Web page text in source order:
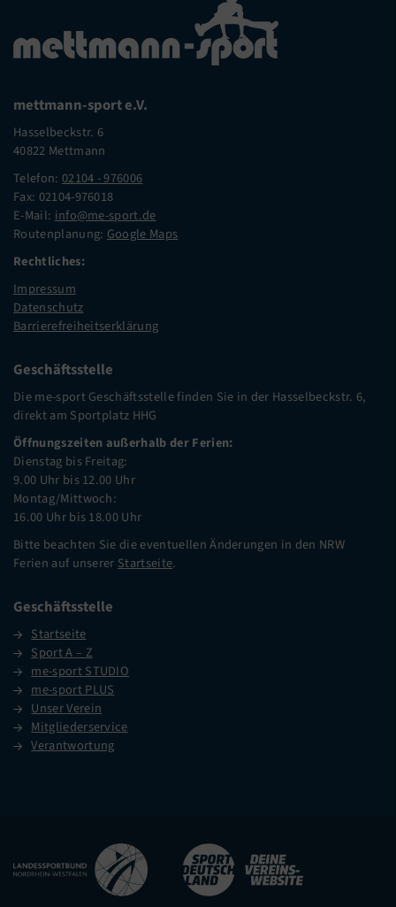
mettmann-sport e.V.
Hasselbeckstr. 6
40822 Mettmann
Telefon: 02104 - 976006
Fax: 02104-976018
E-Mail: info@me-sport.de
Routenplanung: Google Maps
Rechtliches:
Impressum
Datenschutz
Barrierefreiheitserklärung
Geschäftsstelle
Die me-sport Geschäftsstelle finden Sie in der Hasselbeckstr. 6,
direkt am Sportplatz HHG
Öffnungszeiten außerhalb der Ferien:
Dienstag bis Freitag:
9.00 Uhr bis 12.00 Uhr
Montag/Mittwoch:
16.00 Uhr bis 18.00 Uhr
Bitte beachten Sie die eventuellen Änderungen in den NRW
Ferien auf unserer Startseite.
Geschäftsstelle
Startseite
Sport A – Z
me-sport STUDIO
me-sport PLUS
Unser Verein
Mitgliederservice
Verantwortung